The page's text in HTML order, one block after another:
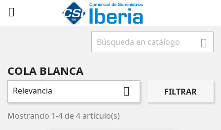


COLA BLANCA
Relevancia  FILTRAR
Mostrando 1-4 de 4 artículo(s)